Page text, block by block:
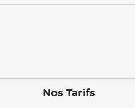
Nos Tarifs